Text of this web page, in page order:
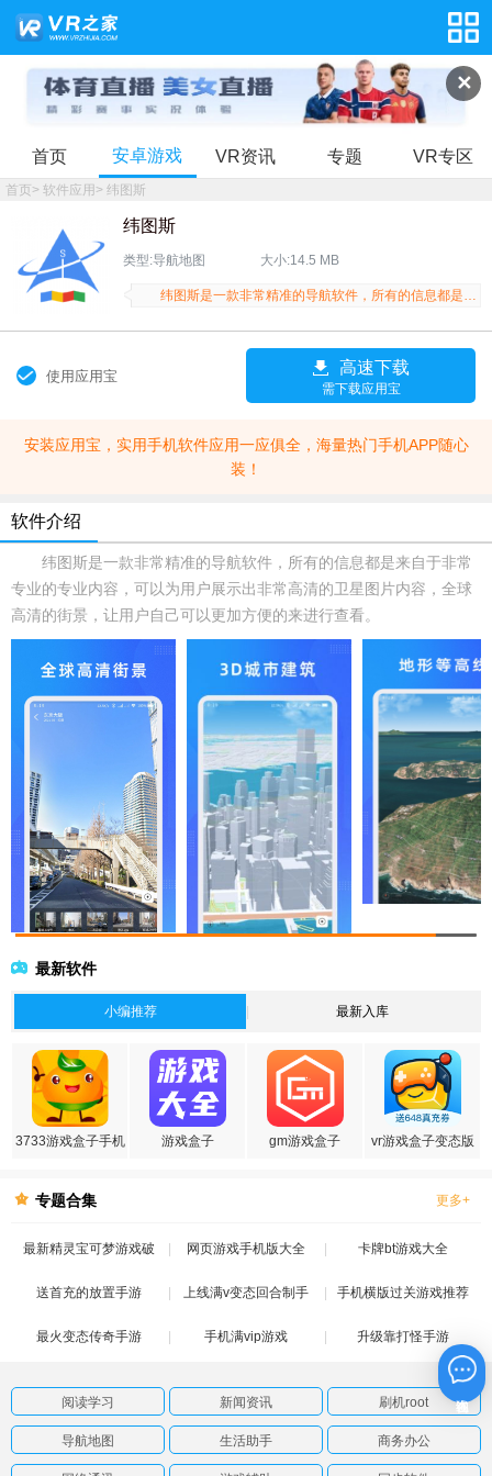
✕
首页 安卓游戏 VR资讯 专题 VR专区
首页> 软件应用> 纬图斯
纬图斯
类型:导航地图 大小:14.5 MB
使用应用宝 高速下载
需下载应用宝
安装应用宝，实用手机软件应用一应俱全，海量热门手机APP随心
装！
软件介绍
纬图斯是一款非常精准的导航软件，所有的信息都是来自于非常
专业的专业内容，可以为用户展示出非常高清的卫星图片内容，全球
高清的街景，让用户自己可以更加方便的来进行查看。
最新软件
小编推荐 最新入库
3733游戏盒子手机
游戏盒子 gm游戏盒子 vr游戏盒子变态版
专题合集 更多+
最新精灵宝可梦游戏破
解版
网页游戏手机版大全 卡牌bt游戏大全
送首充的放置手游 上线满v变态回合制手
游
手机横版过关游戏推荐
最火变态传奇手游 手机满vip游戏 升级靠打怪手游
阅读学习 新闻资讯 刷机root
导航地图 生活助手 商务办公